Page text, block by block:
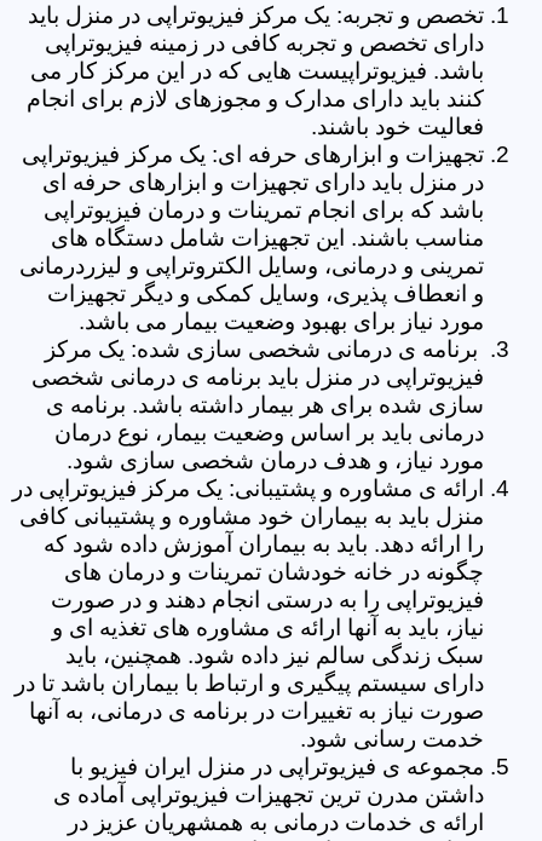
تخصص و تجربه: یک مرکز فیزیوتراپی در منزل باید
دارای تخصص و تجربه کافی در زمینه فیزیوتراپی
باشد. فیزیوتراپیست هایی که در این مرکز کار می
کنند باید دارای مدارک و مجوزهای لازم برای انجام
فعالیت خود باشند.
تجهیزات و ابزارهای حرفه ای: یک مرکز فیزیوتراپی
در منزل باید دارای تجهیزات و ابزارهای حرفه ای
باشد که برای انجام تمرینات و درمان فیزیوتراپی
مناسب باشند. این تجهیزات شامل دستگاه های
تمرینی و درمانی، وسایل الکتروتراپی و لیزردرمانی
و انعطاف پذیری، وسایل کمکی و دیگر تجهیزات
مورد نیاز برای بهبود وضعیت بیمار می باشد.
برنامه ی درمانی شخصی سازی شده: یک مرکز
فیزیوتراپی در منزل باید برنامه ی درمانی شخصی
سازی شده برای هر بیمار داشته باشد. برنامه ی
درمانی باید بر اساس وضعیت بیمار، نوع درمان
مورد نیاز، و هدف درمان شخصی سازی شود.
ارائه ی مشاوره و پشتیبانی: یک مرکز فیزیوتراپی در
منزل باید به بیماران خود مشاوره و پشتیبانی کافی
را ارائه دهد. باید به بیماران آموزش داده شود که
چگونه در خانه خودشان تمرینات و درمان های
فیزیوتراپی را به درستی انجام دهند و در صورت
نیاز، باید به آنها ارائه ی مشاوره های تغذیه ای و
سبک زندگی سالم نیز داده شود. همچنین، باید
دارای سیستم پیگیری و ارتباط با بیماران باشد تا در
صورت نیاز به تغییرات در برنامه ی درمانی، به آنها
خدمت رسانی شود.
مجموعه ی فیزیوتراپی در منزل ایران فیزیو با
داشتن مدرن ترین تجهیزات فیزیوتراپی آماده ی
ارائه ی خدمات درمانی به همشهریان عزیز در